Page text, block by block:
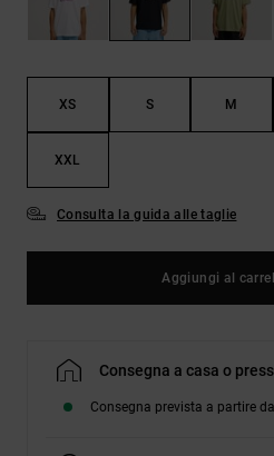
risposte
alle
più
nostro
Consulta
XS S M
XXL
Consulta la guida alle taglie
Aggiungi al
Consegna a casa o
Consegna prevista a partire da